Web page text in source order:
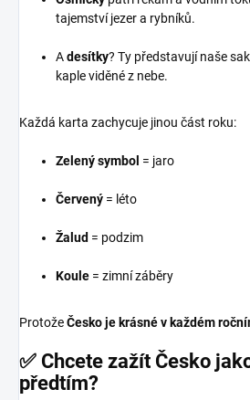
tajemství jezer a rybníků.
Adesítky? Ty představují naše
kaple viděné z nebe.
Každá karta zachycuje jinou část roku:
Zelený symbol = jaro
Červený = léto
Žalud = podzim
Koule = zimní záběry
ProtožeČesko je krásné v každém
✅ Chcete zažít Česko
předtím?